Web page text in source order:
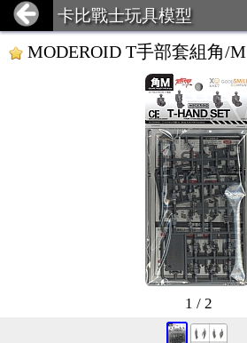
卡比戰士玩具模型
MODEROID T手部套組角/M
1 / 2